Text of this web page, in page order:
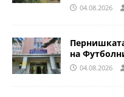
04.08.2026
на
04.08.2026